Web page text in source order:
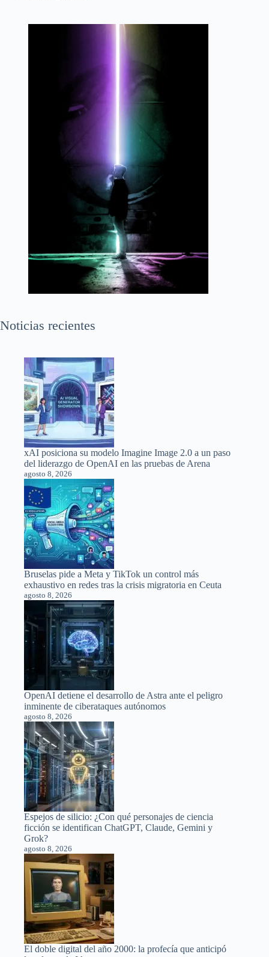
Noticias recientes
xAI posiciona su modelo Imagine Image 2.0 a un paso
del liderazgo de OpenAI en las pruebas de Arena
agosto 8, 2026
Bruselas pide a Meta y TikTok un control más
exhaustivo en redes tras la crisis migratoria en Ceuta
agosto 8, 2026
OpenAI detiene el desarrollo de Astra ante el peligro
inminente de ciberataques autónomos
agosto 8, 2026
Espejos de silicio: ¿Con qué personajes de ciencia
ficción se identifican ChatGPT, Claude, Gemini y
Grok?
agosto 8, 2026
El doble digital del año 2000: la profecía que anticipó